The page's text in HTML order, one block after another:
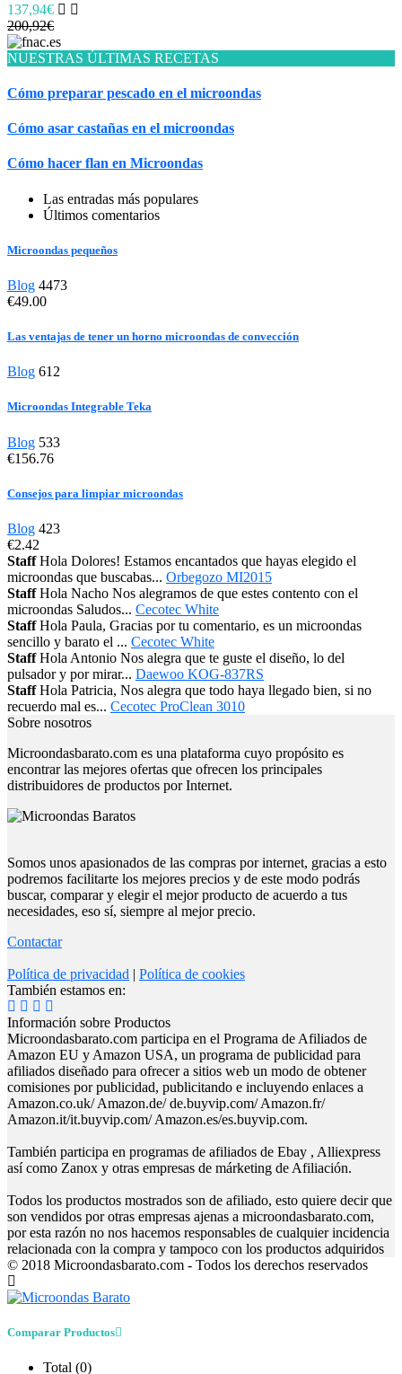
137,94€
200,92€
NUESTRAS ÚLTIMAS RECETAS
Cómo preparar pescado en el microondas
Cómo asar castañas en el microondas
Cómo hacer flan en Microondas
Las entradas más populares
Últimos comentarios
Microondas pequeños
Blog 4473
€49.00
Las ventajas de tener un horno microondas de convección
Blog 612
Microondas Integrable Teka
Blog 533
€156.76
Consejos para limpiar microondas
Blog 423
€2.42
StaffHola Dolores! Estamos encantados que hayas elegido el
microondas que buscabas... Orbegozo MI2015
StaffHola Nacho Nos alegramos de que estes contento con el
microondas Saludos... Cecotec White
StaffHola Paula, Gracias por tu comentario, es un microondas
sencillo y barato el ... Cecotec White
StaffHola Antonio Nos alegra que te guste el diseño, lo del
pulsador y por mirar... Daewoo KOG-837RS
StaffHola Patricia, Nos alegra que todo haya llegado bien, si no
recuerdo mal es... Cecotec ProClean 3010
Sobre nosotros
Microondasbarato.com es una plataforma cuyo propósito es
encontrar las mejores ofertas que ofrecen los principales
distribuidores de productos por Internet.
Somos unos apasionados de las compras por internet, gracias a esto
podremos facilitarte los mejores precios y de este modo podrás
buscar, comparar y elegir el mejor producto de acuerdo a tus
necesidades, eso sí, siempre al mejor precio.
Contactar
Política de privacidad | Política de cookies
También estamos en:
Información sobre Productos
Microondasbarato.com participa en el Programa de Afiliados de
Amazon EU y Amazon USA, un programa de publicidad para
afiliados diseñado para ofrecer a sitios web un modo de obtener
comisiones por publicidad, publicitando e incluyendo enlaces a
Amazon.co.uk/ Amazon.de/ de.buyvip.com/ Amazon.fr/
Amazon.it/it.buyvip.com/ Amazon.es/es.buyvip.com.
También participa en programas de afiliados de Ebay , Alliexpress
así como Zanox y otras empresas de márketing de Afiliación.
Todos los productos mostrados son de afiliado, esto quiere decir que
son vendidos por otras empresas ajenas a microondasbarato.com,
por esta razón no nos hacemos responsables de cualquier incidencia
relacionada con la compra y tampoco con los productos adquiridos
© 2018 Microondasbarato.com - Todos los derechos reservados
Comparar Productos
Total (0)